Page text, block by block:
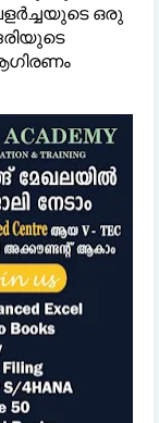
ഒരു